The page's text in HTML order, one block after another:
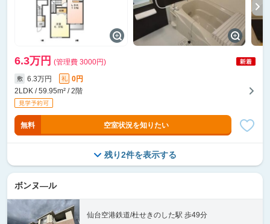
6.3万円 (管理費 3000円)
敷 6.3万円 礼
0円
2LDK / 59.95m² / 2階
無料 空室状況を知りたい
残り2件を表示する
ボンヌ―ル
仙台空港鉄道/杜せきのした駅 歩49分